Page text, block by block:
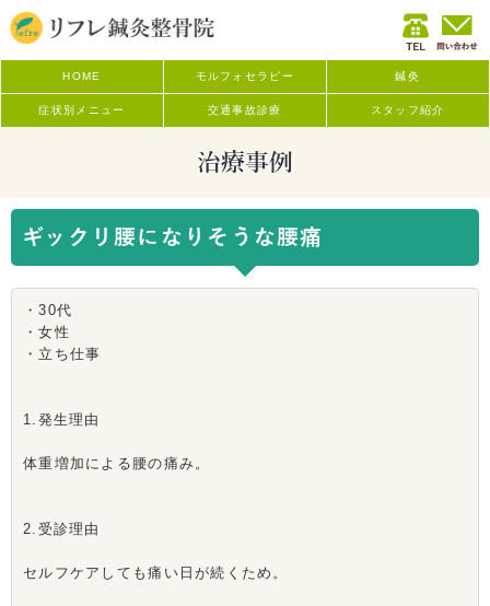
HOME モルフォセラピー 鍼灸
症状別メニュー 交通事故診療 スタッフ紹介
治療事例
ギックリ腰になりそうな腰痛
・30代
・女性
・立ち仕事
1.発生理由
体重増加による腰の痛み。
2.受診理由
セルフケアしても痛い日が続くため。